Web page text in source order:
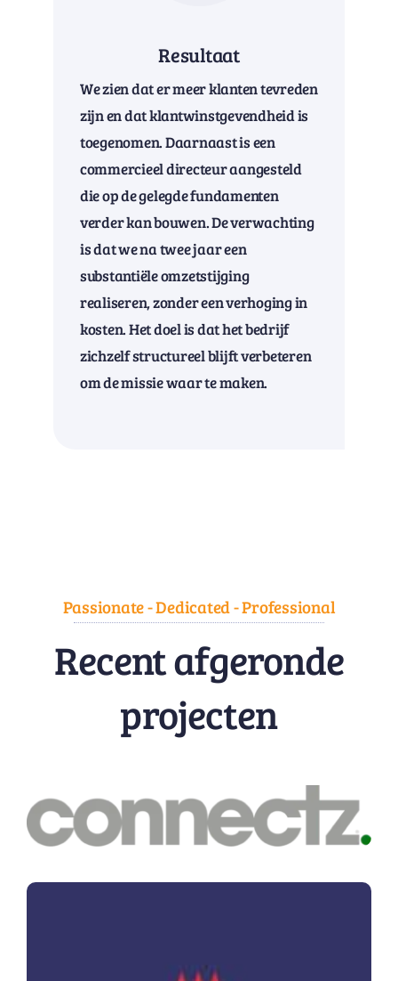
Resultaat
We zien dat er meer klanten tevreden
zijn en dat klantwinstgevendheid is
toegenomen. Daarnaast is een
commercieel directeur aangesteld
die op de gelegde fundamenten
verder kan bouwen. De verwachting
is dat we na twee jaar een
substantiële omzetstijging
realiseren, zonder een verhoging in
kosten. Het doel is dat het bedrijf
zichzelf structureel blijft verbeteren
om de missie waar te maken.
Passionate - Dedicated - Professional
Recent afgeronde
projecten